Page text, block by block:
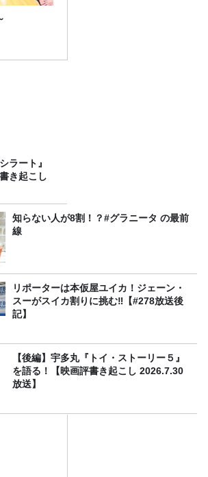
ラート』
き起こし
知らない人が8割！？#グラニータ の最前
線
リポーターは本仮屋ユイカ！ジェーン・
スーがスイカ割りに挑む‼【#278放送後
記】
【後編】宇多丸『トイ・ストーリー５』
を語る！【映画評書き起こし 2026.7.30
放送】